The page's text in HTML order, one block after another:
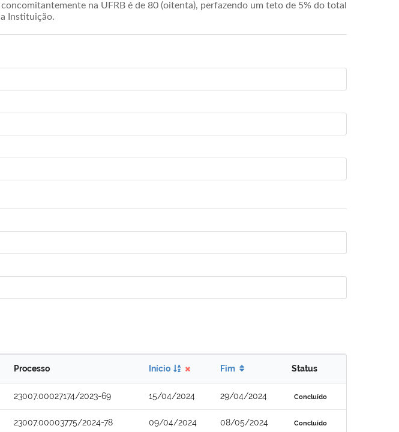
na UFRB é de 80 (oitenta), perfazendo um teto de 5% do total
Instituição.
Processo Início Fim Status
23007.00027174/2023-69 15/04/2024 29/04/2024 Concluído
23007.00003775/2024-78 09/04/2024 08/05/2024 Concluído